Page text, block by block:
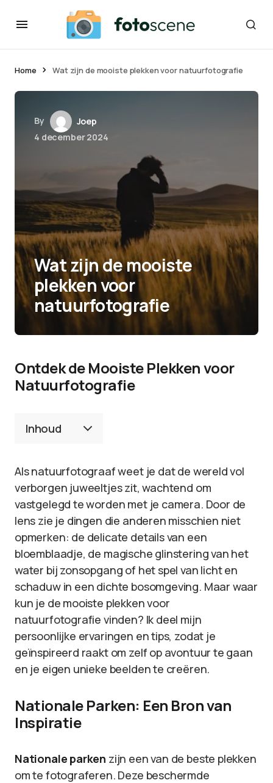
Home Wat zijn de mooiste plekken voor natuurfotografie
By
Joep
4 december 2024
Wat zijn de mooiste
plekken voor
natuurfotografie
Ontdek de Mooiste Plekken voor
Natuurfotografie
Inhoud
Als natuurfotograaf weet je dat de wereld vol
verborgen juweeltjes zit, wachtend om
vastgelegd te worden met je camera. Door de
lens zie je dingen die anderen misschien niet
opmerken: de delicate details van een
bloemblaadje, de magische glinstering van het
water bij zonsopgang of het spel van licht en
schaduw in een dichte bosomgeving. Maar waar
kun je de mooiste plekken voor
natuurfotografie vinden? Ik deel mijn
persoonlijke ervaringen en tips, zodat je
geïnspireerd raakt om zelf op avontuur te gaan
en je eigen unieke beelden te creëren.
Nationale Parken: Een Bron van
Inspiratie
Nationale parken zijn een van de beste plekken
om te fotograferen. Deze beschermde